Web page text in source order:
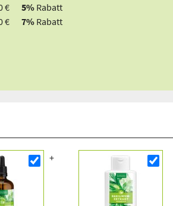
€
5% Rabatt
€
7% Rabatt